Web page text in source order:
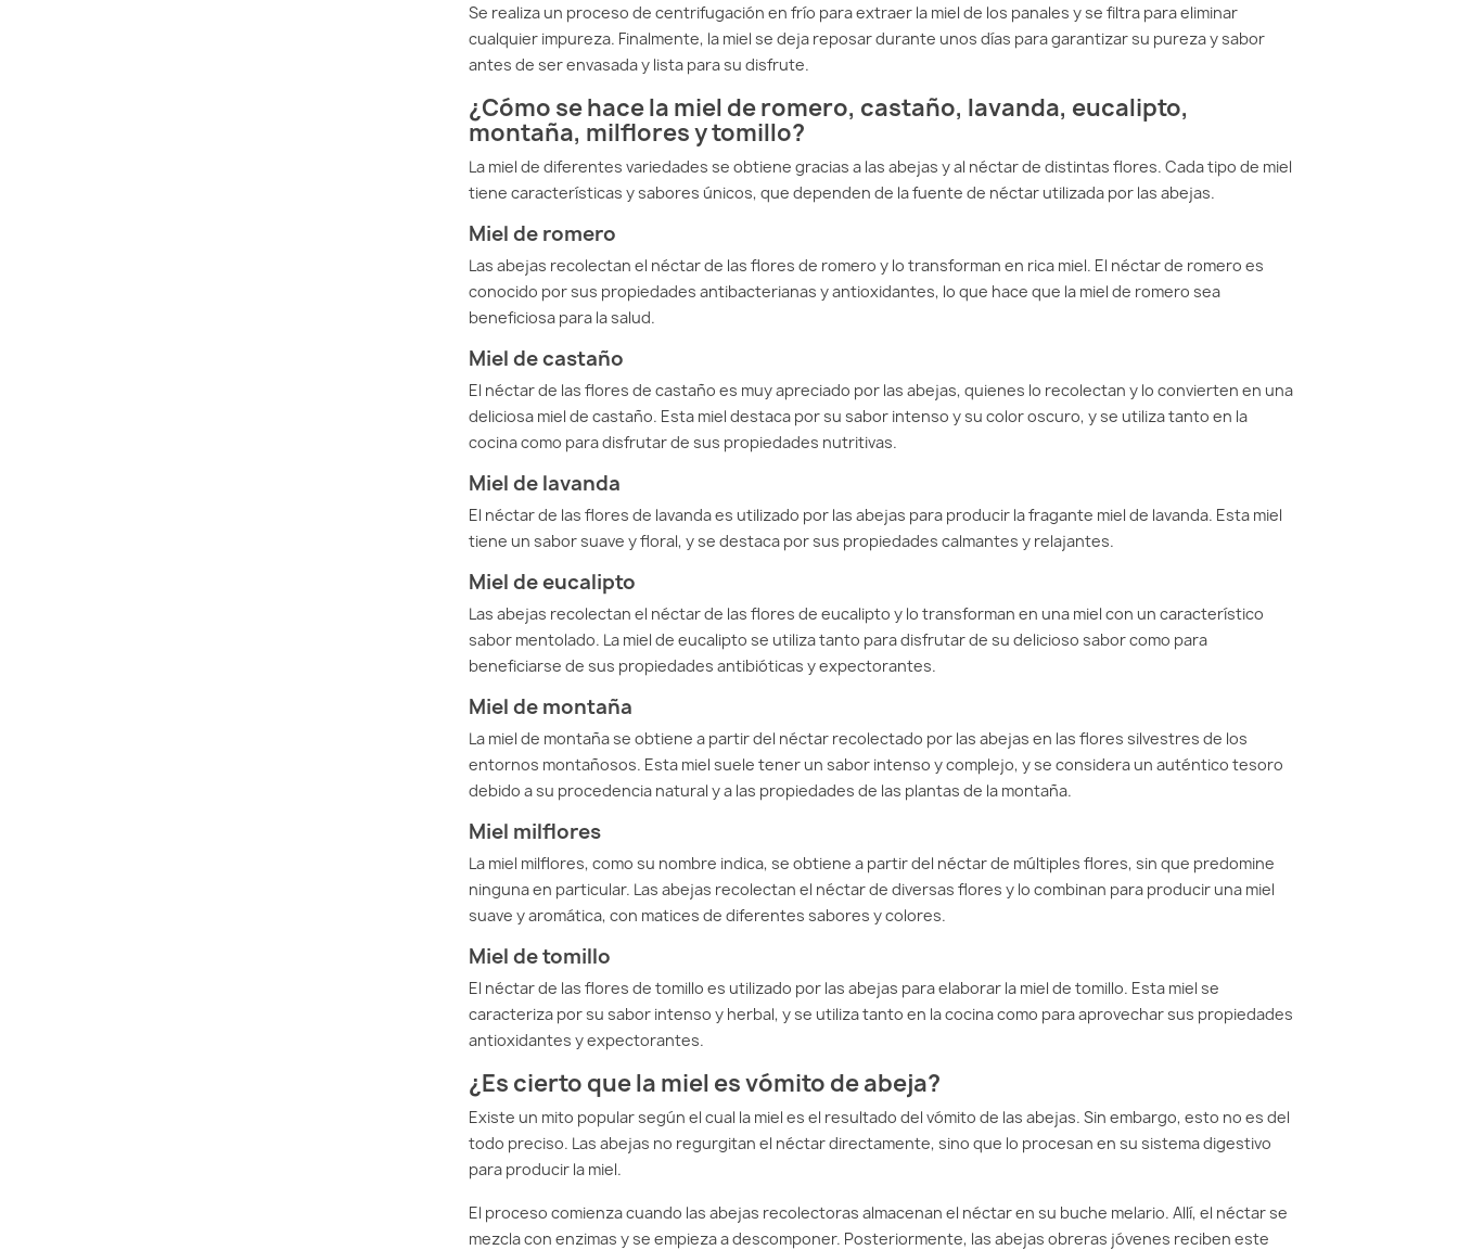
Se realiza un proceso de centrifugación en frío para extraer la miel de los panales y se filtra para eliminar
cualquier impureza. Finalmente, la miel se deja reposar durante unos días para garantizar su pureza y sabor
antes de ser envasada y lista para su disfrute.
¿Cómo se hace la miel de romero, castaño, lavanda, eucalipto,
montaña, milflores y tomillo?
La miel de diferentes variedades se obtiene gracias a las abejas y al néctar de distintas flores. Cada tipo de miel
tiene características y sabores únicos, que dependen de la fuente de néctar utilizada por las abejas.
Miel de romero
Las abejas recolectan el néctar de las flores de romero y lo transforman en rica miel. El néctar de romero es
conocido por sus propiedades antibacterianas y antioxidantes, lo que hace que la miel de romero sea
beneficiosa para la salud.
Miel de castaño
El néctar de las flores de castaño es muy apreciado por las abejas, quienes lo recolectan y lo convierten en una
deliciosa miel de castaño. Esta miel destaca por su sabor intenso y su color oscuro, y se utiliza tanto en la
cocina como para disfrutar de sus propiedades nutritivas.
Miel de lavanda
El néctar de las flores de lavanda es utilizado por las abejas para producir la fragante miel de lavanda. Esta miel
tiene un sabor suave y floral, y se destaca por sus propiedades calmantes y relajantes.
Miel de eucalipto
Las abejas recolectan el néctar de las flores de eucalipto y lo transforman en una miel con un característico
sabor mentolado. La miel de eucalipto se utiliza tanto para disfrutar de su delicioso sabor como para
beneficiarse de sus propiedades antibióticas y expectorantes.
Miel de montaña
La miel de montaña se obtiene a partir del néctar recolectado por las abejas en las flores silvestres de los
entornos montañosos. Esta miel suele tener un sabor intenso y complejo, y se considera un auténtico tesoro
debido a su procedencia natural y a las propiedades de las plantas de la montaña.
Miel milflores
La miel milflores, como su nombre indica, se obtiene a partir del néctar de múltiples flores, sin que predomine
ninguna en particular. Las abejas recolectan el néctar de diversas flores y lo combinan para producir una miel
suave y aromática, con matices de diferentes sabores y colores.
Miel de tomillo
El néctar de las flores de tomillo es utilizado por las abejas para elaborar la miel de tomillo. Esta miel se
caracteriza por su sabor intenso y herbal, y se utiliza tanto en la cocina como para aprovechar sus propiedades
antioxidantes y expectorantes.
¿Es cierto que la miel es vómito de abeja?
Existe un mito popular según el cual la miel es el resultado del vómito de las abejas. Sin embargo, esto no es del
todo preciso. Las abejas no regurgitan el néctar directamente, sino que lo procesan en su sistema digestivo
para producir la miel.
El proceso comienza cuando las abejas recolectoras almacenan el néctar en su buche melario. Allí, el néctar se
mezcla con enzimas y se empieza a descomponer. Posteriormente, las abejas obreras jóvenes reciben este